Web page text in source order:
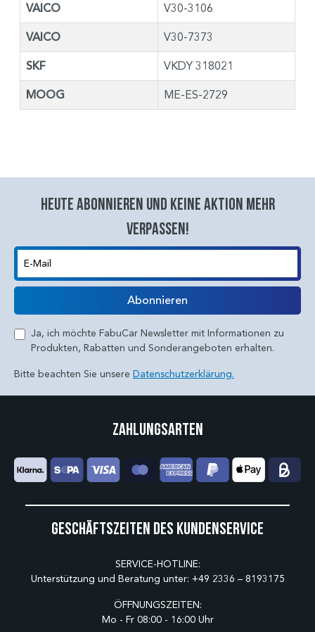
VAICO V30-3106
VAICO V30-7373
SKF VKDY 318021
MOOG ME-ES-2729
Heute abonnieren und keine aktion mehr
verpassen!
E-Mail
Abonnieren
Ja, ich möchte FabuCar Newsletter mit Informationen zu
Produkten, Rabatten und Sonderangeboten erhalten.
Bitte beachten Sie unsere Datenschutzerklärung.
Geschäftszeiten des Kundenservice
SERVICE-HOTLINE:
Unterstützung und Beratung unter: +49 2336 – 8193175
ÖFFNUNGSZEITEN:
Mo - Fr 08:00 - 16:00 Uhr
Zahlungsarten